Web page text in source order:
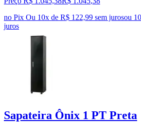
no Pix Ou 10x de R$ 122,99 sem jurosou 10
juros
Sapateira Ônix 1 PT Preta